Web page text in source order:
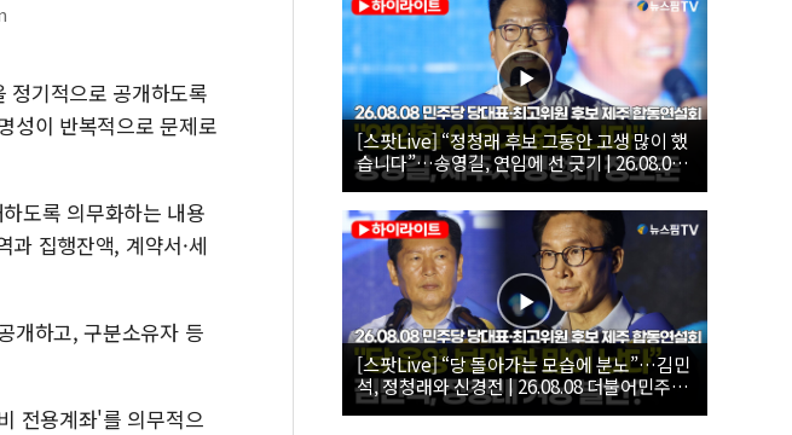
정기적으로 공개하도록
성이 반복적으로 문제로
도록 의무화하는 내용
집행잔액, 계약서·세
개하고, 구분소유자 등
전용계좌'를 의무적으
[스팟Live] “정청래 후보 그동안 고생 많이 했
습니다”…송영길, 연임에 선 긋기 | 26.08.08
더불어민주당 당대표·최고위원 후보 제주 합
동연설회
[스팟Live] “당 돌아가는 모습에 분노”…김민
석, 정청래와 신경전 | 26.08.08 더불어민주당
당대표·최고위원 후보 제주 합동연설회